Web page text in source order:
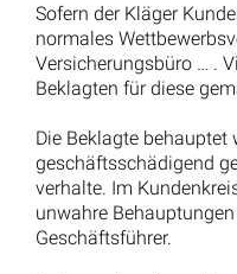
Sofern der Kläger
normales
Versicherungsbüro … .
Beklagten für diese
Die Beklagte behauptet
geschäftsschädigend
verhalte. Im
unwahre
Geschäftsführer.